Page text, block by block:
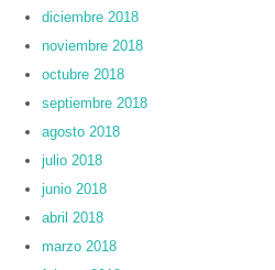
diciembre 2018
noviembre 2018
octubre 2018
septiembre 2018
agosto 2018
julio 2018
junio 2018
abril 2018
marzo 2018